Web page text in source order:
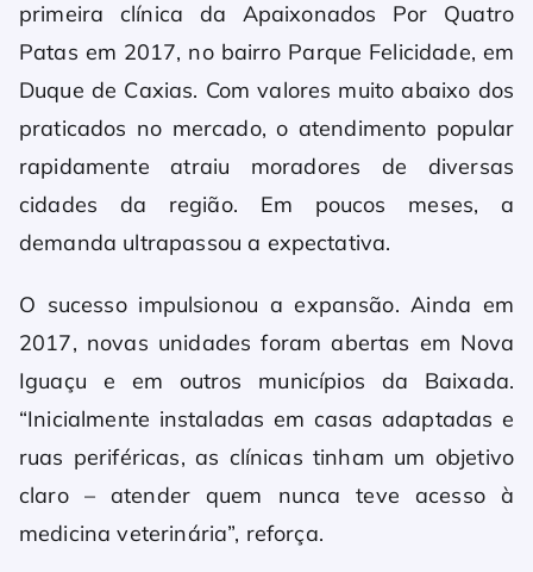
primeira clínica da Apaixonados Por Quatro
Patas em 2017, no bairro Parque Felicidade, em
Duque de Caxias. Com valores muito abaixo dos
praticados no mercado, o atendimento popular
rapidamente atraiu moradores de diversas
cidades da região. Em poucos meses, a
demanda ultrapassou a expectativa.
O sucesso impulsionou a expansão. Ainda em
2017, novas unidades foram abertas em Nova
Iguaçu e em outros municípios da Baixada.
“Inicialmente instaladas em casas adaptadas e
ruas periféricas, as clínicas tinham um objetivo
claro – atender quem nunca teve acesso à
medicina veterinária”, reforça.